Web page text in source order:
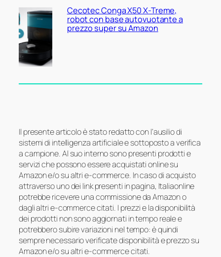
Cecotec Conga X50 X-Treme,
robot con base autovuotante a
prezzo super su Amazon
Il presente articolo è stato redatto con l’ausilio di
sistemi di intelligenza artificiale e sottoposto a verifica
a campione. Al suo interno sono presenti prodotti e
servizi che possono essere acquistati online su
Amazon e/o su altri e-commerce. In caso di acquisto
attraverso uno dei link presenti in pagina, Italiaonline
potrebbe ricevere una commissione da Amazon o
dagli altri e-commerce citati. I prezzi e la disponibilità
dei prodotti non sono aggiornati in tempo reale e
potrebbero subire variazioni nel tempo: è quindi
sempre necessario verificate disponibilità e prezzo su
Amazon e/o su altri e-commerce citati.